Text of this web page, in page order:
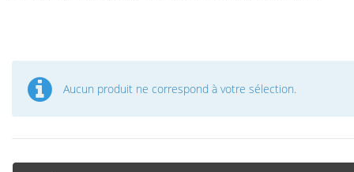
Aucun produit ne correspond à votre sélection.